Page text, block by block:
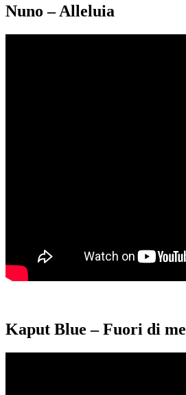
Nuno – Alleluia
Kaput Blue – Fuori di me